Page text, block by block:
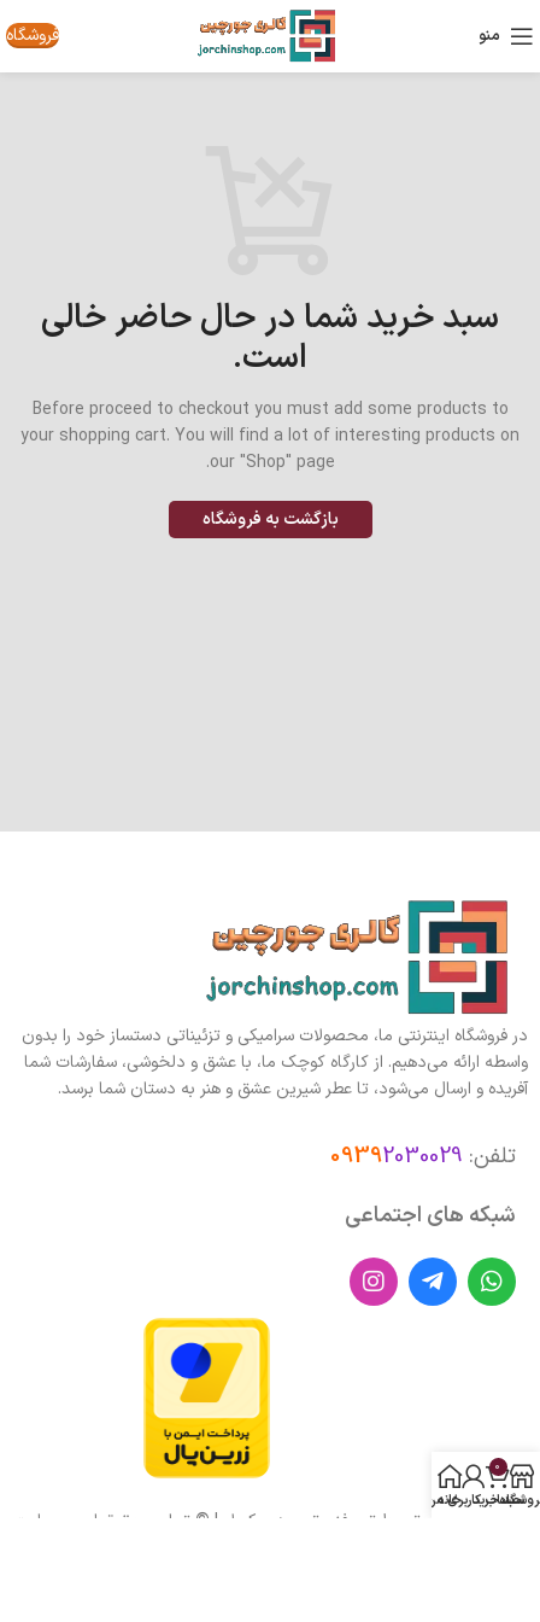
منو فروشگاه
سبد خرید شما در حال حاضر خالی
است.
Before proceed to checkout you must add some products to
your shopping cart. You will find a lot of interesting products on
our "Shop" page.
بازگشت به فروشگاه
در فروشگاه اینترنتی ما، محصولات سرامیکی و تزئیناتی دستساز خود را بدون
واسطه ارائه می‌دهیم. از کارگاه کوچک ما، با عشق و دلخوشی، سفارشات شما
آفریده و ارسال می‌شود، تا عطر شیرین عشق و هنر به دستان شما برسد.
تلفن: 09392030029
شبکه های اجتماعی
طراحی با عشق توسط تیم فنی توسعه پیکسل | © تمامی حقوق این وبسایت
0
سبد خرید
حساب کاربری من
خانه